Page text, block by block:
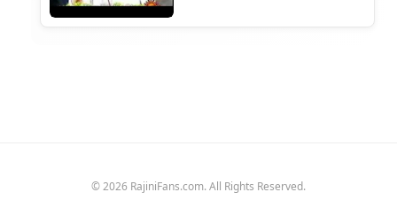
© 2026 RajiniFans.com. All Rights Reserved.